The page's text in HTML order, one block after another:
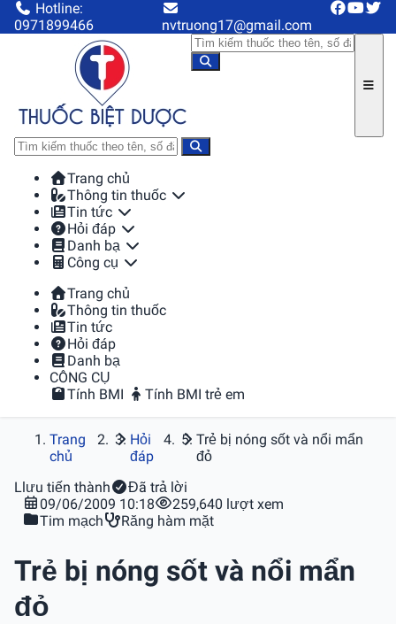
Hotline:
0971899466
nvtruong17@gmail.com
Trang chủ
Thông tin thuốc
Tin tức
Hỏi đáp
Danh bạ
Công cụ
Trang chủ
Thông tin thuốc
Tin tức
Hỏi đáp
Danh bạ
CÔNG CỤ
Tính BMI
Tính BMI trẻ em
Trang
chủ
Hỏi
đáp
Trẻ bị nóng sốt và nổi mẩn
đỏ
Llưu tiến thành
Đã trả lời
09/06/2009 10:18
259,640 lượt xem
Tim mạch
Răng hàm mặt
Trẻ bị nóng sốt và nổi mẩn
đỏ